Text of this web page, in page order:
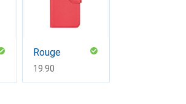
Rouge
CHF
19.90